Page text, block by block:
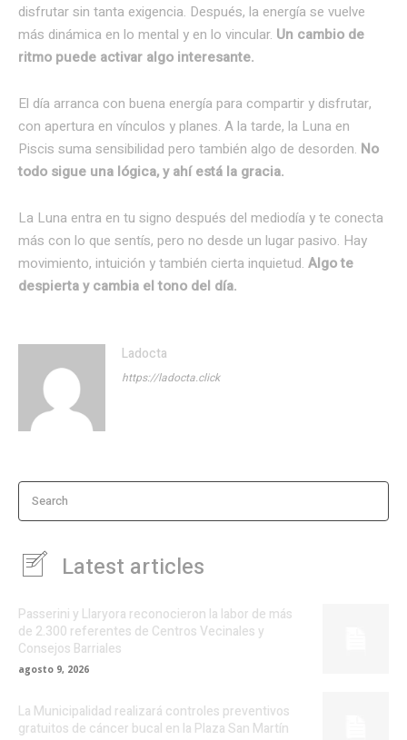
disfrutar sin tanta exigencia. Después, la energía se vuelve
más dinámica en lo mental y en lo vincular. Un cambio de
ritmo puede activar algo interesante.
El día arranca con buena energía para compartir y disfrutar,
con apertura en vínculos y planes. A la tarde, la Luna en
Piscis suma sensibilidad pero también algo de desorden. No
todo sigue una lógica, y ahí está la gracia.
La Luna entra en tu signo después del mediodía y te conecta
más con lo que sentís, pero no desde un lugar pasivo. Hay
movimiento, intuición y también cierta inquietud. Algo te
despierta y cambia el tono del día.
Ladocta
https://ladocta.click
Search
Latest articles
Passerini y Llaryora reconocieron la labor de más
de 2.300 referentes de Centros Vecinales y
Consejos Barriales
agosto 9, 2026
La Municipalidad realizará controles preventivos
gratuitos de cáncer bucal en la Plaza San Martín